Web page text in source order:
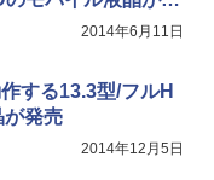
2014年6月11日
する13.3型/フルH
が発売
2014年12月5日